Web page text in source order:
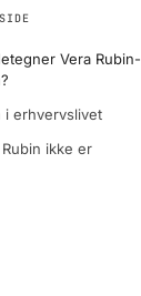
Vera Rubin-
i erhvervslivet
ikke er